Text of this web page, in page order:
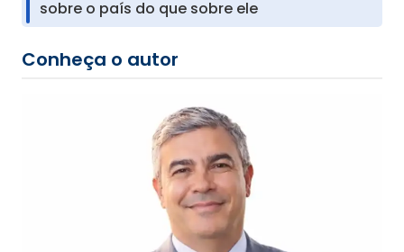
sobre o país do que sobre ele
Conheça o autor